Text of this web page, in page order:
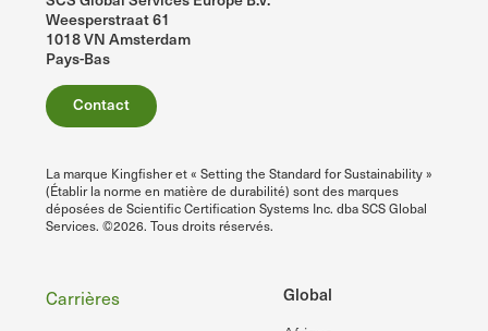
Weesperstraat 61
1018 VN Amsterdam
Pays-Bas
Contact
La marque Kingfisher et « Setting the Standard for Sustainability »
(Établir la norme en matière de durabilité) sont des marques
déposées de Scientific Certification Systems Inc. dba SCS Global
Services. ©2026. Tous droits réservés.
Global
Pied
Carrières